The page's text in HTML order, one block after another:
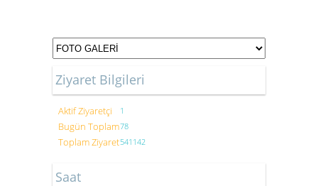
Ziyaret Bilgileri
Aktif Ziyaretçi 1
Bugün Toplam78
Toplam Ziyaret541142
Saat